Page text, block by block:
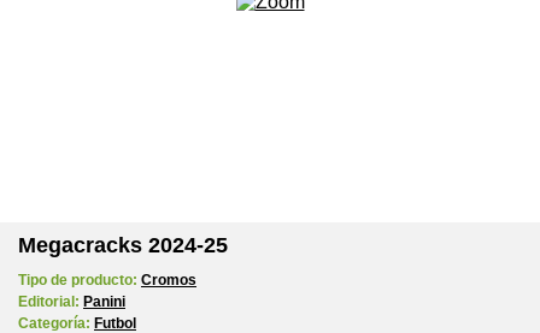
Megacracks 2024-25
Tipo de producto: Cromos
Editorial: Panini
Categoría: Futbol